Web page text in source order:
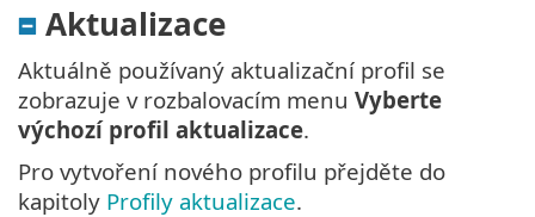
Aktualizace
Aktuálně používaný aktualizační profil se
zobrazuje v rozbalovacím menu Vyberte
výchozí profil aktualizace.
Pro vytvoření nového profilu přejděte do
kapitoly Profily aktualizace.